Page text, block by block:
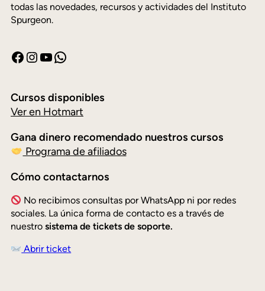
todas las novedades, recursos y actividades del Instituto
Spurgeon.
Facebook Instagram YouTube WhatsApp
Cursos disponibles
Ver en Hotmart
Gana dinero recomendado nuestros cursos
Programa de afiliados
Cómo contactarnos
No recibimos consultas por WhatsApp ni por redes
sociales. La única forma de contacto es a través de
nuestro sistema de tickets de soporte.
Abrir ticket